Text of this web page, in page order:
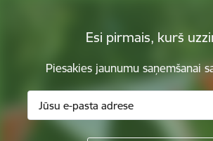
Esi pirmais, kurš
Piesakies jaunumu saņemšanai